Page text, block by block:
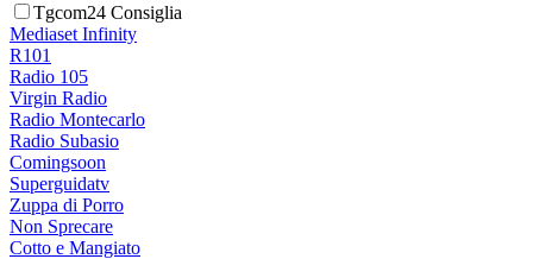
Tgcom24 Consiglia
Mediaset Infinity
R101
Radio 105
Virgin Radio
Radio Montecarlo
Radio Subasio
Comingsoon
Superguidatv
Zuppa di Porro
Non Sprecare
Cotto e Mangiato